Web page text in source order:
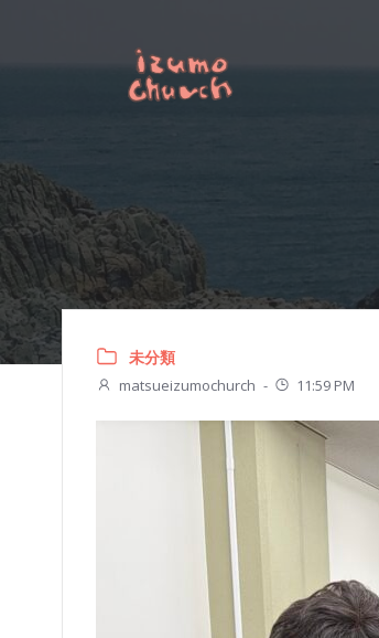
ス
キ
ッ
プ
未分類
matsueizumochurch - 11:59 PM